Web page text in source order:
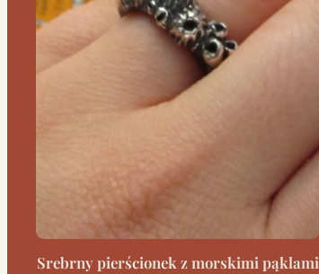
Srebrny pierścionek z morskimi pąklami